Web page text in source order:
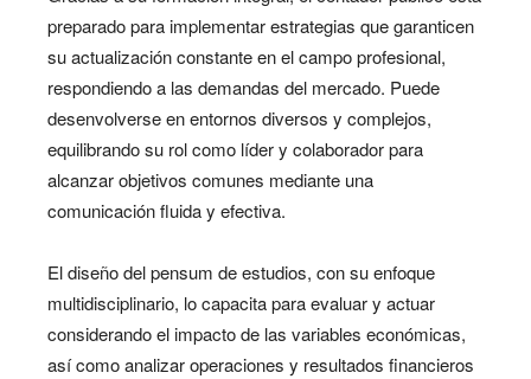
preparado para implementar estrategias que garanticen
su actualización constante en el campo profesional,
respondiendo a las demandas del mercado. Puede
desenvolverse en entornos diversos y complejos,
equilibrando su rol como líder y colaborador para
alcanzar objetivos comunes mediante una
comunicación fluida y efectiva.
El diseño del pensum de estudios, con su enfoque
multidisciplinario, lo capacita para evaluar y actuar
considerando el impacto de las variables económicas,
así como analizar operaciones y resultados financieros